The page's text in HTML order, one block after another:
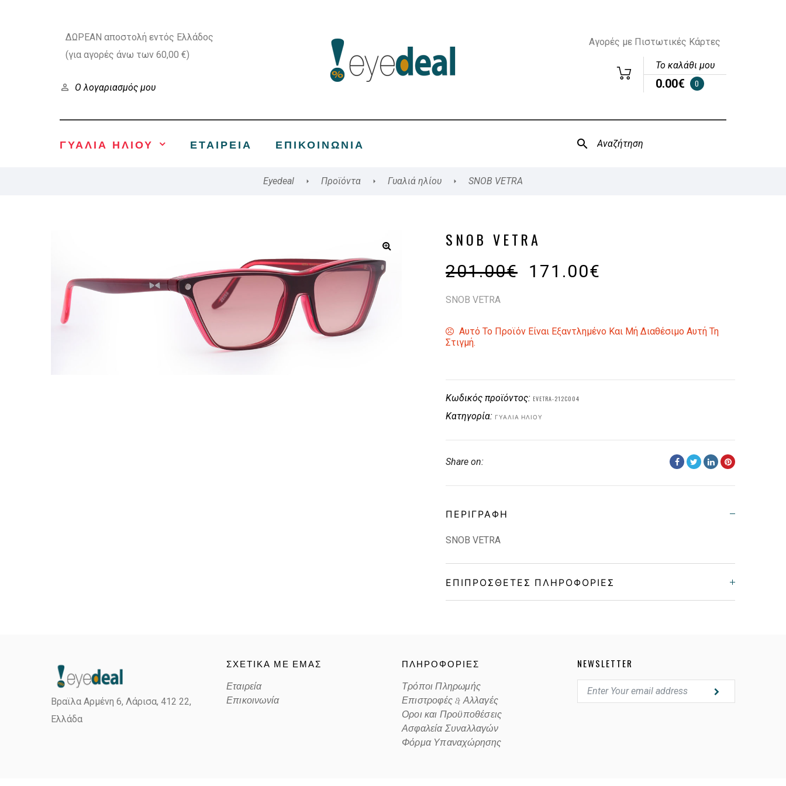
ΔΩΡΕΑΝ αποστολή εντός Ελλάδος
(για αγορές άνω των 60,00 €)
Ο λογαριασμός μου
Αγορές με Πιστωτικές Κάρτες
Το καλάθι μου
0.00€ 0
ΓΥΑΛΙΑ ΗΛΙΟΥ ΕΤΑΙΡΕΊΑ ΕΠΙΚΟΙΝΩΝΊΑ
Eyedeal Προϊόντα Γυαλιά ηλίου SNOB VETRA
SNOB VETRA
201.00€ 171.00€
SNOB VETRA
Αυτό Το Προϊόν Είναι Εξαντλημένο Και Μή Διαθέσιμο Αυτή Τη
Στιγμή.
Κωδικός προϊόντος: EVETRA-212C004
Κατηγορία: ΓΥΑΛΙΆ ΗΛΊΟΥ
Share on:
ΠΕΡΙΓΡΑΦΉ
SNOB VETRA
ΕΠΙΠΡΌΣΘΕΤΕΣ ΠΛΗΡΟΦΟΡΊΕΣ
Lens Color GRADIENT BROWN, PINK
Color code
Βραϊλα Αρμένη 6, Λάρισα, 412 22,
Ελλάδα
ΣΧΕΤΙΚΑ ΜΕ ΕΜΑΣ
Εταιρεία
Επικοινωνία
ΠΛΗΡΟΦΟΡΙΕΣ
Τρόποι Πληρωμής
Επιστροφές & Αλλαγές
Οροι και Προϋποθέσεις
Ασφαλεία Συναλλαγών
Φόρμα Υπαναχώρησης
NEWSLETTER